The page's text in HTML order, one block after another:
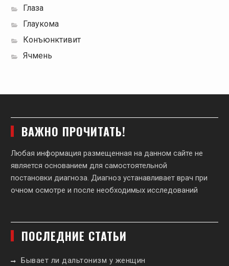
Глаза
Глаукома
Конъюнктивит
Ячмень
ВАЖНО ПРОЧИТАТЬ!
Любая информация размещенная на данном сайте не
является основанием для самостоятельной
постановки диагноза. Диагноз устанавливает врач при
очном осмотре и после необходимых исследований
ПОСЛЕДНИЕ СТАТЬИ
Бывает ли дальтонизм у женщин